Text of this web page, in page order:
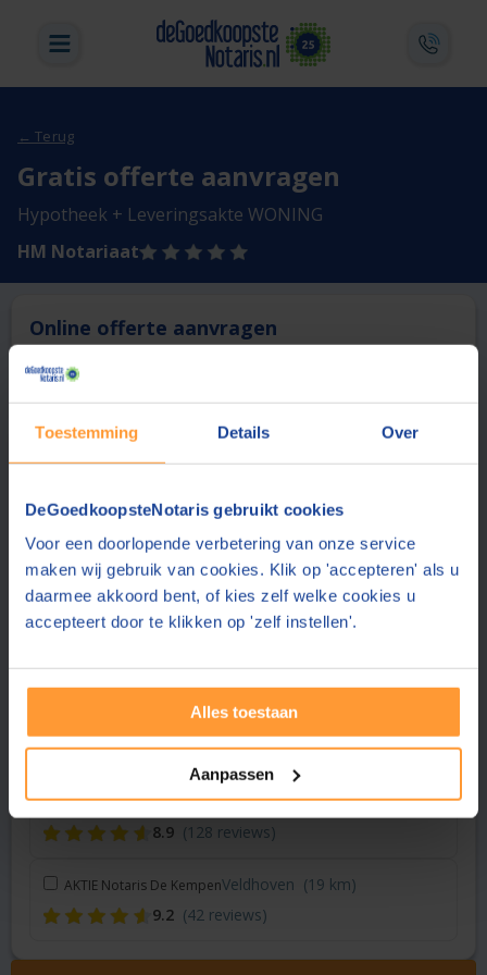
Toestemming Details Over
DeGoedkoopsteNotaris gebruikt cookies
Voor een doorlopende verbetering van onze service
maken wij gebruik van cookies. Klik op 'accepteren' als u
daarmee akkoord bent, of kies zelf welke cookies u
accepteert door te klikken op 'zelf instellen'.
Alles toestaan
Aanpassen
← Terug
Gratis offerte aanvragen
Hypotheek + Leveringsakte WONING
HM Notariaat
Online offerte aanvragen
Deze notaris biedt momenteel niet de mogelijkheid online
1 Vergelijk en bespaar
Vraag een offerte aan bij een andere notaris in de buurt
AKTIE Notaris Maas en Peelland Helmond (2 km)
8.5
(23 reviews)
Palm Huisman Notarissen Mierlo
8.7 (257 reviews)
AKTIE Notaris EindhovenEindhoven (12 km)
8.3 (170 reviews)
Van der Veer NotariaatWaalre (18 km)
8.9 (128 reviews)
AKTIE Notaris De KempenVeldhoven (19 km)
9.2 (42 reviews)